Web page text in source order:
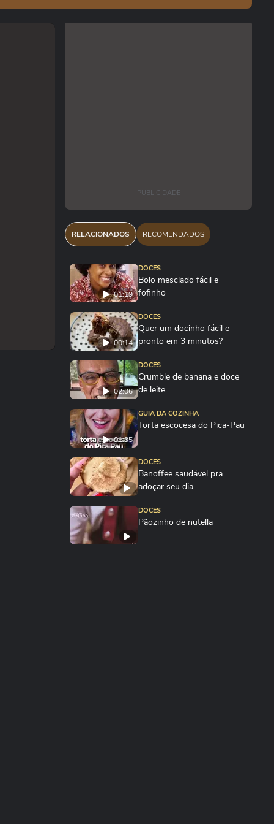
PUBLICIDADE
RELACIONADOS RECOMENDADOS
01:19
DOCES
Bolo mesclado fácil e
fofinho
00:14
DOCES
Quer um docinho fácil e
pronto em 3 minutos?
02:06
DOCES
Crumble de banana e doce
de leite
01:35
GUIA DA COZINHA
Torta escocesa do Pica-Pau
DOCES
Banoffee saudável pra
adoçar seu dia
DOCES
Pãozinho de nutella